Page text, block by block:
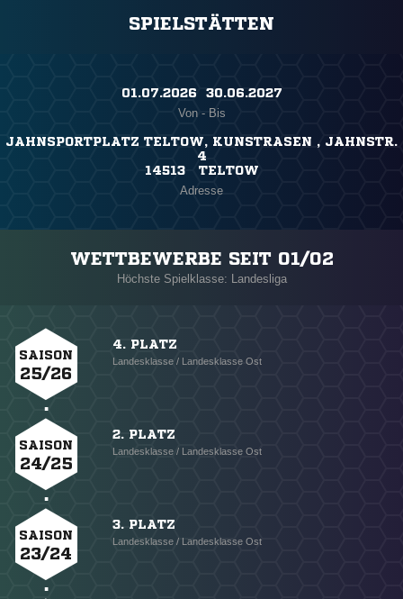
SPIELSTÄTTEN
01.07.2026 ​ 30.06.2027
Von - Bis
JAHNSPORTPLATZ TELTOW, KUNSTRASEN , JAHNSTR.
4
14513 TELTOW
Adresse
WETTBEWERBE SEIT 01/02
Höchste Spielklasse: Landesliga
SAISON
25/26
4. PLATZ
Landesklasse / Landesklasse Ost
SAISON
24/25
2. PLATZ
Landesklasse / Landesklasse Ost
SAISON
23/24
3. PLATZ
Landesklasse / Landesklasse Ost